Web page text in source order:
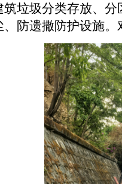
垃圾分类存放、
防遗撒防护设施